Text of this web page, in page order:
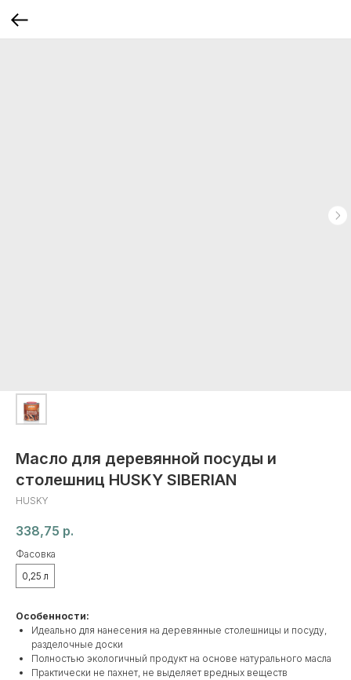
Масло для деревянной посуды и
столешниц HUSKY SIBERIAN
HUSKY
338,75 р.
Фасовка
0,25 л
Особенности:
Идеально для нанесения на деревянные столешницы и посуду,
разделочные доски
Полностью экологичный продукт на основе натурального масла
Практически не пахнет, не выделяет вредных веществ